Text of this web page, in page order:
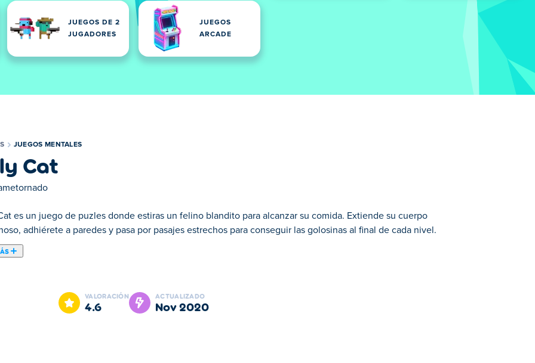
JUEGOS DE 2
JUGADORES
JUEGOS
ARCADE
JUEGOS MENTALES
Cat
es un juego de puzles donde estiras un felino blandito para alcanzar su comida. Extiende su cuerpo
adhiérete a paredes y pasa por pasajes estrechos para conseguir las golosinas al final de cada nivel.
a tu gato dibujando las líneas correctas. Dibuja las formas correctas para llevar a tu gato en la
alimentar a tu gato con los mejores bocadillos y obtener una puntuación perfecta en todos los niveles?
es conocido por
VALORACIÓN
4.6
ACTUALIZADO
nov 2020